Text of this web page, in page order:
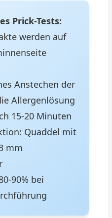
Prick-Tests:
werden auf
Anstechen der
Allergenlösung
15-20 Minuten
Quaddel mit
mm
90% bei